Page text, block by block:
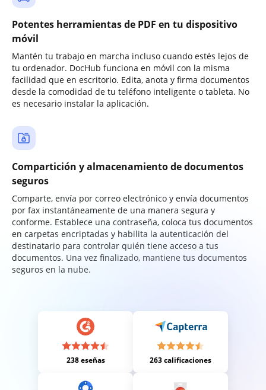
Potentes herramientas de PDF en tu dispositivo
móvil
Mantén tu trabajo en marcha incluso cuando estés lejos de
tu ordenador. DocHub funciona en móvil con la misma
facilidad que en escritorio. Edita, anota y firma documentos
desde la comodidad de tu teléfono inteligente o tableta. No
es necesario instalar la aplicación.
Compartición y almacenamiento de documentos
seguros
Comparte, envía por correo electrónico y envía documentos
por fax instantáneamente de una manera segura y
conforme. Establece una contraseña, coloca tus documentos
en carpetas encriptadas y habilita la autenticación del
destinatario para controlar quién tiene acceso a tus
documentos. Una vez finalizado, mantiene tus documentos
seguros en la nube.
238 eseñas 263 calificaciones